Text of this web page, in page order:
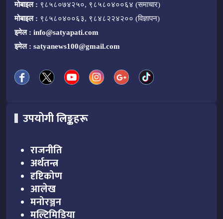
मोबाइल : ९८५८०७४२५०, ९८५८०४००६४ (समाचार)
मोबाइल : ९८५८०४००६३, ९८४८२२४२०० (विज्ञापन)
इमेल : info@satyapati.com
इमेल : satyanews100@gmail.com
उपयोगी लिङ्कहरू
राजनीति
अर्थतन्त्र
दृष्टिकोण
आलेख
मनोरञ्जन
मल्टिमिडिया